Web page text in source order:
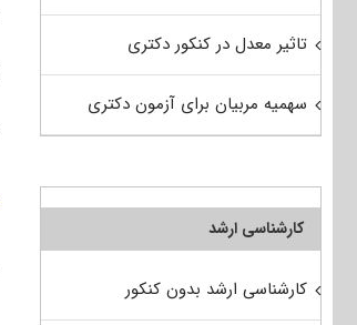
تاثیر معدل در کنکور دکتری
سهمیه مربیان برای آزمون دکتری
کارشناسی ارشد
کارشناسی ارشد بدون کنکور